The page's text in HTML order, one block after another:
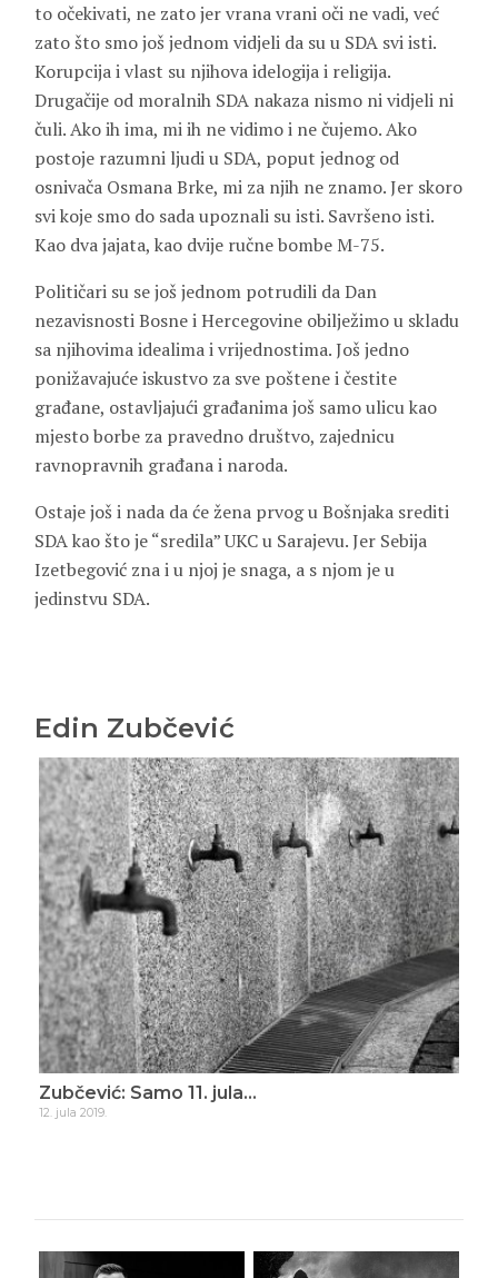
to očekivati, ne zato jer vrana vrani oči ne vadi, već
zato što smo još jednom vidjeli da su u SDA svi isti.
Korupcija i vlast su njihova idelogija i religija.
Drugačije od moralnih SDA nakaza nismo ni vidjeli ni
čuli. Ako ih ima, mi ih ne vidimo i ne čujemo. Ako
postoje razumni ljudi u SDA, poput jednog od
osnivača Osmana Brke, mi za njih ne znamo. Jer skoro
svi koje smo do sada upoznali su isti. Savršeno isti.
Kao dva jajata, kao dvije ručne bombe M-75.
Političari su se još jednom potrudili da Dan
nezavisnosti Bosne i Hercegovine obilježimo u skladu
sa njihovima idealima i vrijednostima. Još jedno
ponižavajuće iskustvo za sve poštene i čestite
građane, ostavljajući građanima još samo ulicu kao
mjesto borbe za pravedno društvo, zajednicu
ravnopravnih građana i naroda.
Ostaje još i nada da će žena prvog u Bošnjaka srediti
SDA kao što je “sredila” UKC u Sarajevu. Jer Sebija
Izetbegović zna i u njoj je snaga, a s njom je u
jedinstvu SDA.
Edin Zubčević
Zubčević: Samo 11. jula…
12. jula 2019.